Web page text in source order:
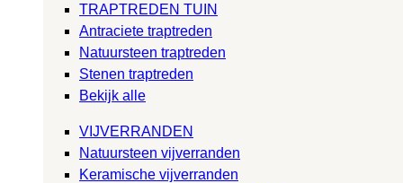
TRAPTREDEN TUIN
Antraciete traptreden
Natuursteen traptreden
Stenen traptreden
Bekijk alle
VIJVERRANDEN
Natuursteen vijverranden
Keramische vijverranden